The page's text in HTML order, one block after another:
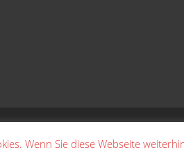
Wenn Sie diese Webseite